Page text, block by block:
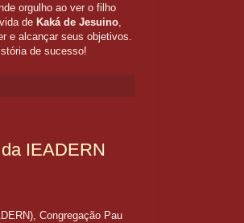
orgulho ao ver o filho
de Kaká de Jesuino
e alcançar seus objetivos.
de sucesso!
IEADERN
Congregação Pau